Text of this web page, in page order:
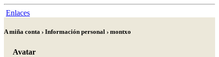
Enlaces
A miña conta › Información personal › montxo
Avatar